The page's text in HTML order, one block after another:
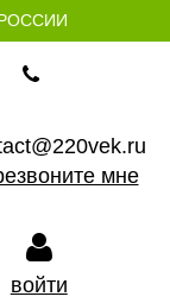
мне
войти